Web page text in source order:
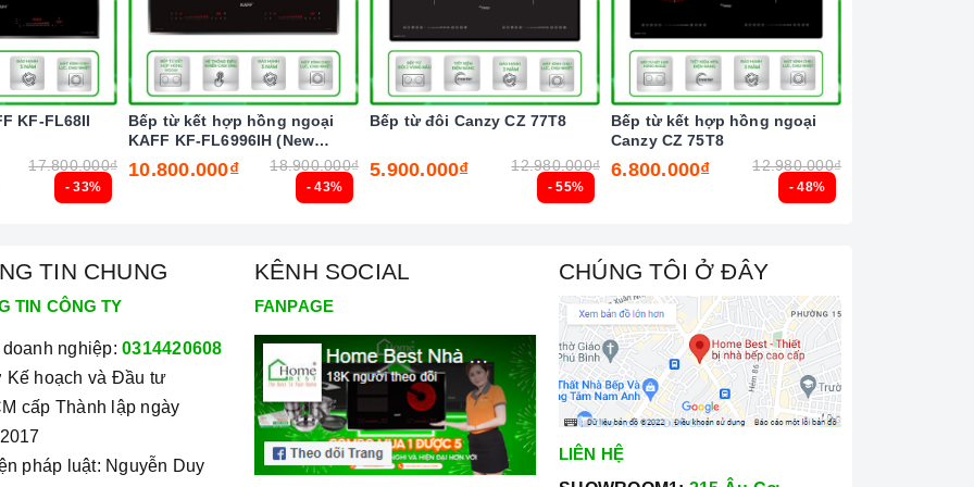
nhiệt nhanh chóng trên các vùng nấu.
chức năng này và để bếp tự điều chỉnh công suất hoạt
cài đặt chương trình, nghĩa là các vùng nấu có thể bị
trình nấu.
thức ăn bị tràn ra mặt bếp, cảm ứng sẽ phát ra tiếng
thời gian lâu hơn thời gian mặc định của bếp, bếp sẽ
sẽ tự động tắt ngay sau đó để đảm bảo thức ăn không bị
- 33%
KF-FL68II
17.800.000₫
- 43%
Bếp từ kết hợp hồng ngoại
KAFF KF-FL6996IH (New
2025)
10.800.000₫ 18.900.000₫
- 55%
Bếp từ đôi Canzy CZ 77T8
5.900.000₫ 12.980.000₫
- 48%
Bếp từ kết hợp hồng ngoại
Canzy CZ 75T8
6.800.000₫ 12.980.000₫
TIN CHUNG
TIN CÔNG TY
doanh nghiệp: 0314420608
Kế hoạch và Đầu tư
cấp Thành lập ngày
pháp luật: Nguyễn Duy
KÊNH SOCIAL
FANPAGE
CHÚNG TÔI Ở ĐÂY
LIÊN HỆ